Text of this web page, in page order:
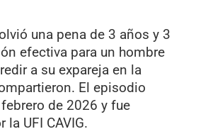
una pena de 3 años y 3
efectiva para un hombre
a su expareja en la
El episodio
de 2026 y fue
la UFI CAVIG.